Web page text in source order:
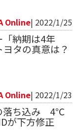
Online| 2022/1/25
「納期は4年
タの真意は？
Online| 2022/1/23
落ち込み 4℃
が下方修正